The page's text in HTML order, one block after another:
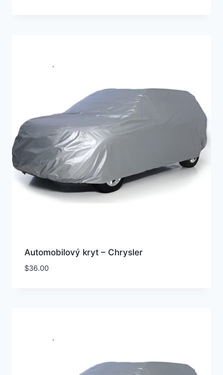
Automobilový kryt – Chrysler
$36.00